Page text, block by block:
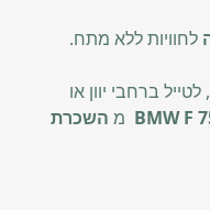
לחוויות ללא מתח.
ברחבי יוון או
BMW F מ השכרת